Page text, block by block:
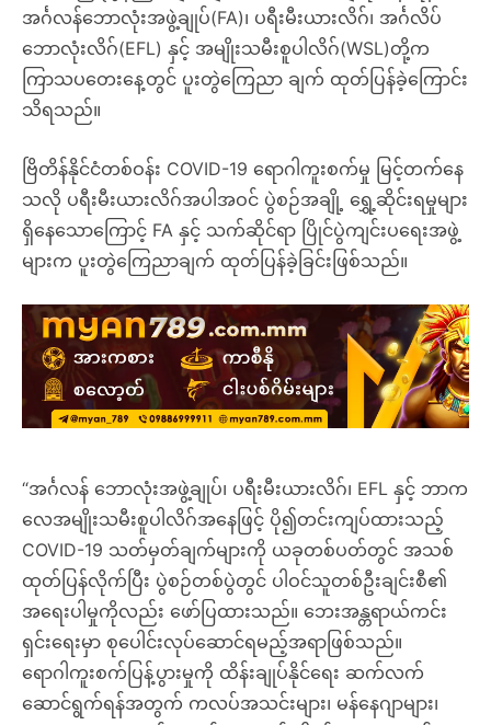
အင်္ဂလန်ဘောလုံးအဖွဲ့ချုပ်(FA)၊ ပရီးမီးယားလိဂ်၊ အင်္ဂလိပ်
ဘောလုံးလိဂ်(EFL) နှင့် အမျိုးသမီးစူပါလိဂ်(WSL)တို့က
ကြာသပတေးနေ့တွင် ပူးတွဲကြေညာ ချက် ထုတ်ပြန်ခဲ့ကြောင်း
သိရသည်။
ဗြိတိန်နိုင်ငံတစ်ဝန်း COVID-19 ရောဂါကူးစက်မှု မြင့်တက်နေ
သလို ပရီးမီးယားလိဂ်အပါအဝင် ပွဲစဉ်အချို့ ရွှေ့ဆိုင်းရမှုများ
ရှိနေသောကြောင့် FA နှင့် သက်ဆိုင်ရာ ပြိုင်ပွဲကျင်းပရေးအဖွဲ့
များက ပူးတွဲကြေညာချက် ထုတ်ပြန်ခဲ့ခြင်းဖြစ်သည်။
“အင်္ဂလန် ဘောလုံးအဖွဲ့ချုပ်၊ ပရီးမီးယားလိဂ်၊ EFL နှင့် ဘာက
လေအမျိုးသမီးစူပါလိဂ်အနေဖြင့် ပို၍တင်းကျပ်ထားသည့်
COVID-19 သတ်မှတ်ချက်များကို ယခုတစ်ပတ်တွင် အသစ်
ထုတ်ပြန်လိုက်ပြီး ပွဲစဉ်တစ်ပွဲတွင် ပါဝင်သူတစ်ဦးချင်းစီ၏
အရေးပါမှုကိုလည်း ဖော်ပြထားသည်။ ဘေးအန္တရာယ်ကင်း
ရှင်းရေးမှာ စုပေါင်းလုပ်ဆောင်ရမည့်အရာဖြစ်သည်။
ရောဂါကူးစက်ပြန့်ပွားမှုကို ထိန်းချုပ်နိုင်ရေး ဆက်လက်
ဆောင်ရွက်ရန်အတွက် ကလပ်အသင်းများ၊ မန်နေဂျာများ၊